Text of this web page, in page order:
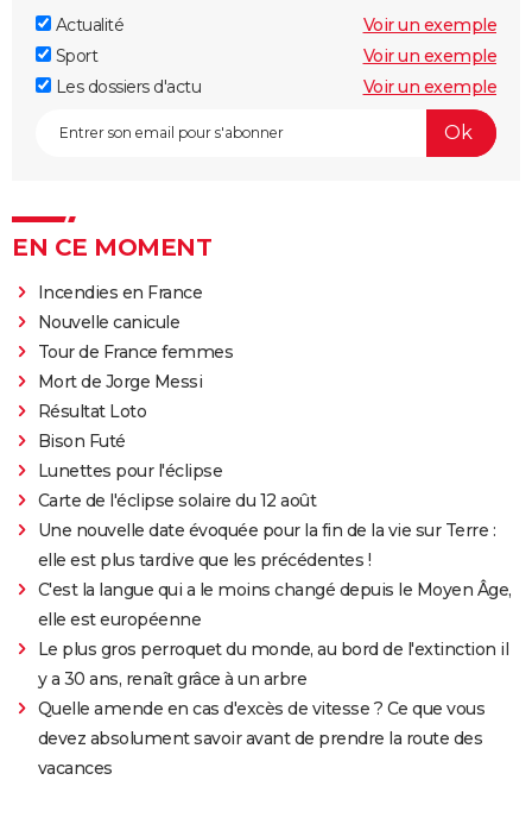
Actualité
Voir un exemple
Sport
Voir un exemple
Les dossiers d'actu
Voir un exemple
EN CE MOMENT
Incendies en France
Nouvelle canicule
Tour de France femmes
Mort de Jorge Messi
Résultat Loto
Bison Futé
Lunettes pour l'éclipse
Carte de l'éclipse solaire du 12 août
Une nouvelle date évoquée pour la fin de la vie sur Terre :
elle est plus tardive que les précédentes !
C'est la langue qui a le moins changé depuis le Moyen Âge,
elle est européenne
Le plus gros perroquet du monde, au bord de l'extinction il
y a 30 ans, renaît grâce à un arbre
Quelle amende en cas d'excès de vitesse ? Ce que vous
devez absolument savoir avant de prendre la route des
vacances